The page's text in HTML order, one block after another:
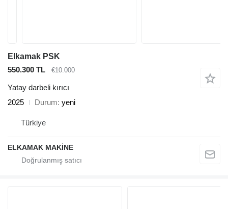
Elkamak PSK
550.300 TL
€10.000
Yatay darbeli kırıcı
2025
Durum yeni
Türkiye
ELKAMAK MAKİNE